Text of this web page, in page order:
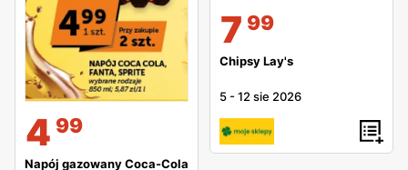
4 99
Napój gazowany Coca-Cola
7 99
Chipsy Lay's
5 -12 sie 2026